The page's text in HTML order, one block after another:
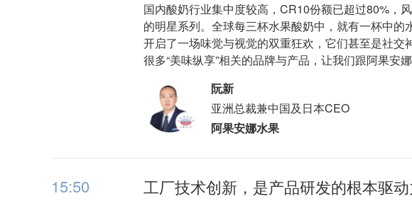
国内酸奶行业集中度较高，CR10份额已超过80%，
的明星系列。全球每三杯水果酸奶中，就有一杯中
开启了一场味觉与视觉的双重狂欢，它们甚至是社
很多“美味纵享”相关的品牌与产品，让我们跟阿果安
阮新
亚洲总裁兼中国及日本CEO
阿果安娜水果
15:50 工厂技术创新，是产品研发的根本驱动